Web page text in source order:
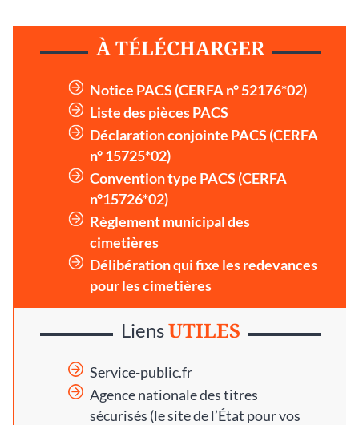
À TÉLÉCHARGER
Notice PACS (CERFA n° 52176*02)
Liste des pièces PACS
Déclaration conjointe PACS (CERFA
n° 15725*02)
Convention type PACS (CERFA
n°15726*02)
Règlement municipal des
cimetières
Délibération qui fixe les redevances
pour les cimetières
LiensUTILES
Service-public.fr
Agence nationale des titres
sécurisés (le site de l’État pour vos